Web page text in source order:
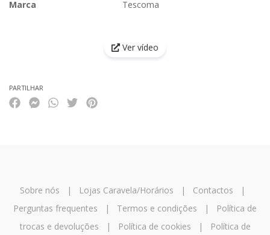
Marca
Tescoma
Ver vídeo
PARTILHAR
Sobre nós | Lojas Caravela/Horários | Contactos |
Perguntas frequentes | Termos e condições |
Política de
trocas e devoluções | Política de cookies | Política de